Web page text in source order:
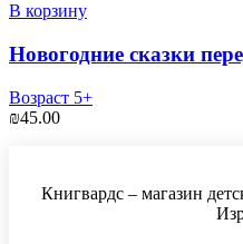
В корзину
Новогодние сказки
Возраст 5+
₪45.00
Книгвардс – магазин